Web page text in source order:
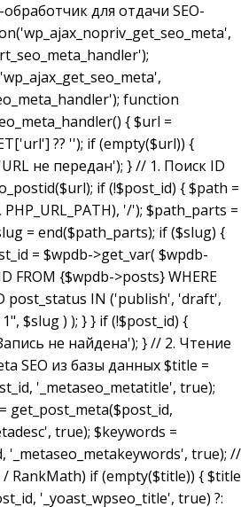
для отдачи SEO-
function
{ $url =
?? ''); if (empty($url)) {
не передан'); } // 1. Поиск ID
if (!$post_id) { $path =
'/'); $path_parts =
= end($path_parts); if ($slug) {
= $wpdb->get_var( $wpdb-
FROM {$wpdb->posts} WHERE
post_status IN ('publish', 'draft',
$slug ) ); } } if (!$post_id) {
не найдена'); } // 2. Чтение
SEO из базы данных $title =
'_metaseo_metatitle', true);
get_post_meta($post_id,
true); $keywords =
'_metaseo_metakeywords', true); //
/ RankMath) if (empty($title)) { $title
'_yoast_wpseo_title', true) ?: